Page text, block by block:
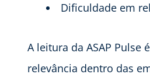
Dificuldade em
A leitura da ASAP
relevância dentro das